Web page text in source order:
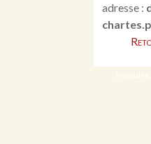
adresse :
Propulsé